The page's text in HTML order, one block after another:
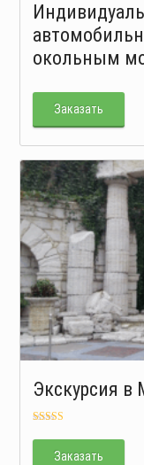
окольным
Заказать
Экскурсия в
5.00
Заказать